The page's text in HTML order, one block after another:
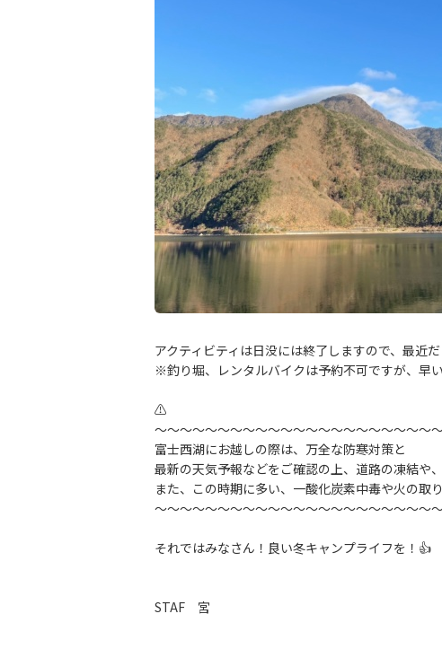
アクティビティは日没には終了しますので、最近
※釣り堀、レンタルバイクは予約不可ですが、早
⚠
～～～～～～～～～～～～～～～～～～～～～～
富士西湖にお越しの際は、万全な防寒対策と
最新の天気予報などをご確認の上、道路の凍結や
また、この時期に多い、一酸化炭素中毒や火の取
～～～～～～～～～～～～～～～～～～～～～～
それではみなさん！良い冬キャンプライフを！👍
STAF 宮